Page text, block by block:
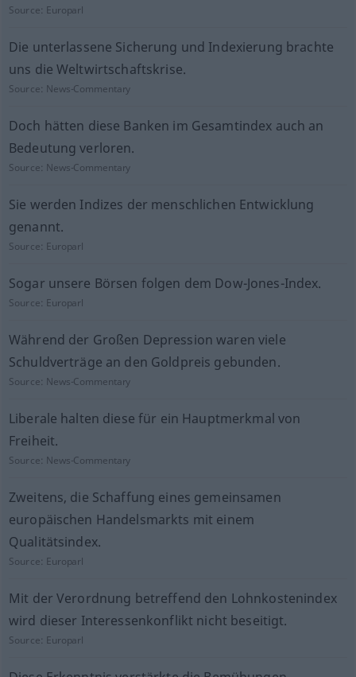
Source: Europarl
Die unterlassene Sicherung und Indexierung brachte
uns die Weltwirtschaftskrise.
Source: News-Commentary
Doch hätten diese Banken im Gesamtindex auch an
Bedeutung verloren.
Source: News-Commentary
Sie werden Indizes der menschlichen Entwicklung
genannt.
Source: Europarl
Sogar unsere Börsen folgen dem Dow-Jones-Index.
Source: Europarl
Während der Großen Depression waren viele
Schuldverträge an den Goldpreis gebunden.
Source: News-Commentary
Liberale halten diese für ein Hauptmerkmal von
Freiheit.
Source: News-Commentary
Zweitens, die Schaffung eines gemeinsamen
europäischen Handelsmarkts mit einem
Qualitätsindex.
Source: Europarl
Mit der Verordnung betreffend den Lohnkostenindex
wird dieser Interessenkonflikt nicht beseitigt.
Source: Europarl